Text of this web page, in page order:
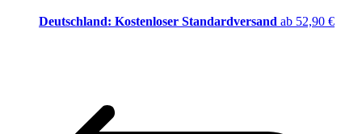
Deutschland: Kostenloser Standardversand ab 52,90 €